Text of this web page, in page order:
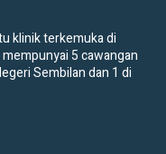
klinik terkemuka di
5 cawangan
Sembilan dan 1 di